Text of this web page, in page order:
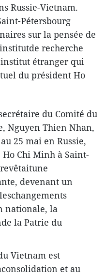
Russie-Vietnam.
Pétersbourg
sur la pensée de
recherche
étranger qui
du président Ho
du Comité du
Nguyen Thien Nhan,
25 mai en Russie,
Chi Minh à Saint-
devenant un
nationale, la
la Patrie du
Vietnam est
et au